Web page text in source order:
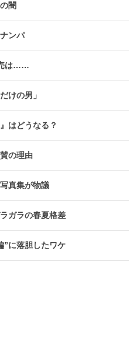
闇
ンパ
は……
けの男」
はどうなる？
の理由
真集が物議
ガラの春夏格差
”に落胆したワケ